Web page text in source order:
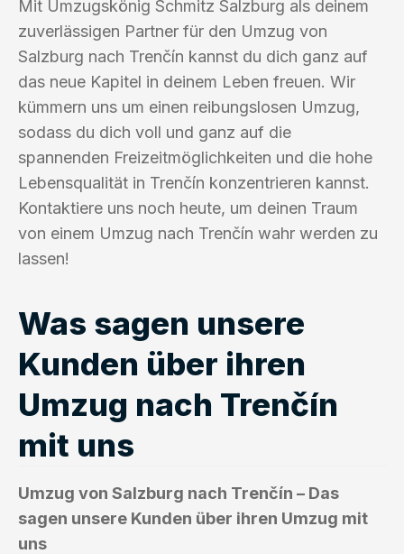
Mit Umzugskönig Schmitz Salzburg als deinem
zuverlässigen Partner für den Umzug von
Salzburg nach Trenčín kannst du dich ganz auf
das neue Kapitel in deinem Leben freuen. Wir
kümmern uns um einen reibungslosen Umzug,
sodass du dich voll und ganz auf die
spannenden Freizeitmöglichkeiten und die hohe
Lebensqualität in Trenčín konzentrieren kannst.
Kontaktiere uns noch heute, um deinen Traum
von einem Umzug nach Trenčín wahr werden zu
lassen!
Was sagen unsere
Kunden über ihren
Umzug nach Trenčín
mit uns
Umzug von Salzburg nach Trenčín – Das
sagen unsere Kunden über ihren Umzug mit
uns